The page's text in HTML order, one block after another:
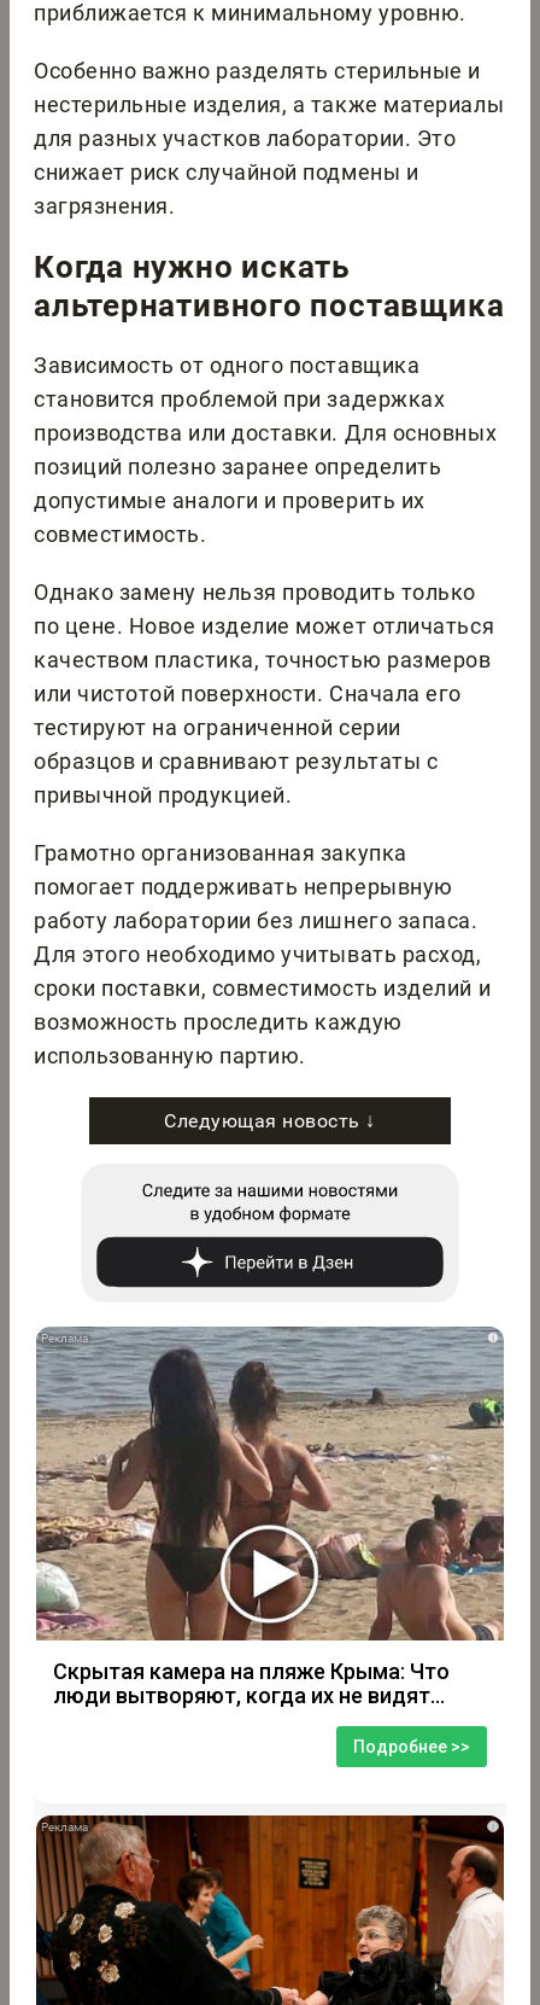
приближается к минимальному уровню.
Особенно важно разделять стерильные и
нестерильные изделия, а также материалы
для разных участков лаборатории. Это
снижает риск случайной подмены и
загрязнения.
Когда нужно искать
альтернативного поставщика
Зависимость от одного поставщика
становится проблемой при задержках
производства или доставки. Для основных
позиций полезно заранее определить
допустимые аналоги и проверить их
совместимость.
Однако замену нельзя проводить только
по цене. Новое изделие может отличаться
качеством пластика, точностью размеров
или чистотой поверхности. Сначала его
тестируют на ограниченной серии
образцов и сравнивают результаты с
привычной продукцией.
Грамотно организованная закупка
помогает поддерживать непрерывную
работу лаборатории без лишнего запаса.
Для этого необходимо учитывать расход,
сроки поставки, совместимость изделий и
возможность проследить каждую
использованную партию.
Следующая новость ↓
i
Скрытая камера на пляже Крыма: Что
люди вытворяют, когда их не видят...
Подробнее >>
i